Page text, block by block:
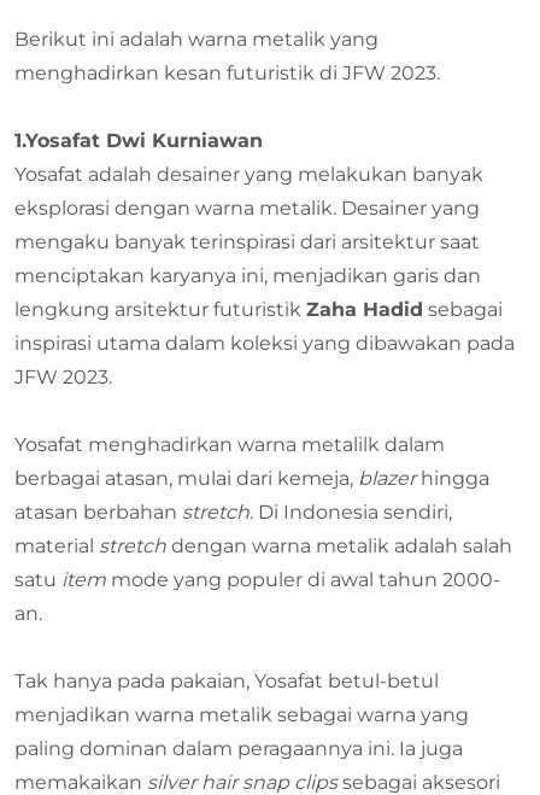
Berikut ini adalah warna metalik yang
menghadirkan kesan futuristik di JFW 2023.
1.Yosafat Dwi Kurniawan
Yosafat adalah desainer yang melakukan banyak
eksplorasi dengan warna metalik. Desainer yang
mengaku banyak terinspirasi dari arsitektur saat
menciptakan karyanya ini, menjadikan garis dan
lengkung arsitektur futuristik Zaha Hadid sebagai
inspirasi utama dalam koleksi yang dibawakan pada
JFW 2023.
Yosafat menghadirkan warna metalilk dalam
berbagai atasan, mulai dari kemeja, blazerhingga
atasan berbahan stretch. Di Indonesia sendiri,
material stretch dengan warna metalik adalah salah
satu item mode yang populer di awal tahun 2000-
an.
Tak hanya pada pakaian, Yosafat betul-betul
menjadikan warna metalik sebagai warna yang
paling dominan dalam peragaannya ini. Ia juga
memakaikan silver hair snap clipssebagai aksesori